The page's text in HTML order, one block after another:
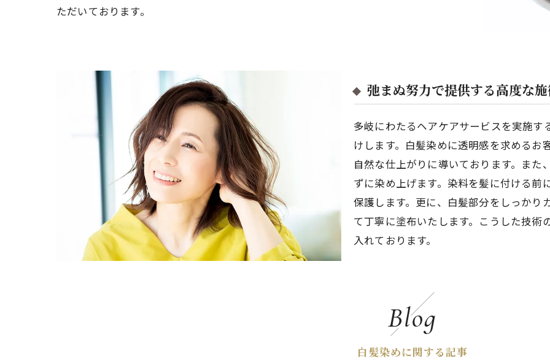
ただいております。
弛まぬ努力で提供する高度な
多岐にわたるヘアケアサービスを実施
けします。白髪染めに透明感を求める
自然な仕上がりに導いております。ま
ずに染め上げます。染料を髪に付ける
保護します。更に、白髪部分をしっか
て丁寧に塗布いたします。こうした技
入れております。
Blog
白髪染めに関する記事